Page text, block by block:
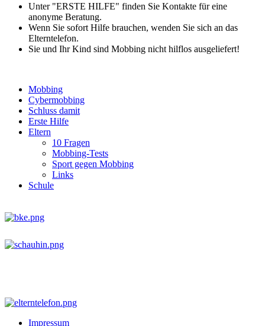
Unter "ERSTE HILFE" finden Sie Kontakte für eine
anonyme Beratung.
Wenn Sie sofort Hilfe brauchen, wenden Sie sich an das
Elterntelefon.
Sie und Ihr Kind sind Mobbing nicht hilflos ausgeliefert!
Mobbing
Cybermobbing
Schluss damit
Erste Hilfe
Eltern
10 Fragen
Mobbing-Tests
Sport gegen Mobbing
Links
Schule
Impressum